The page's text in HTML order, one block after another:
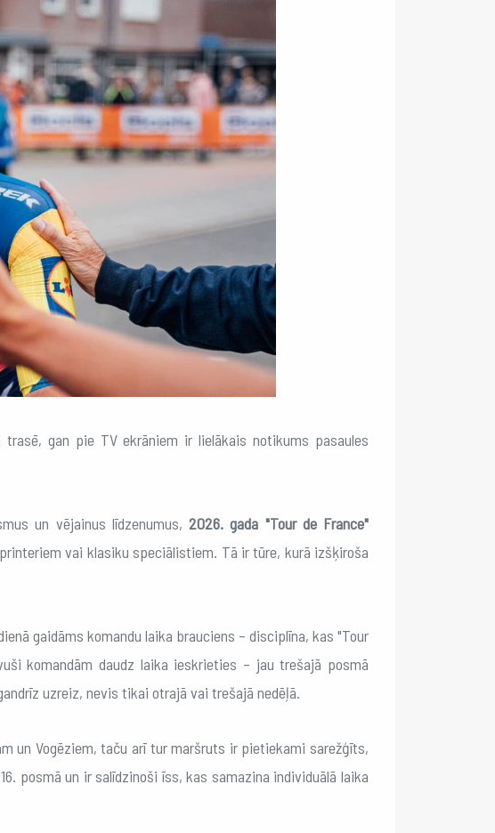
gan pie TV ekrāniem ir lielākais notikums pasaules
un vējainus līdzenumus,2026. gada "Tour de France"
vai klasiku speciālistiem. Tā ir tūre, kurā izšķiroša
gaidāms komandu laika brauciens – disciplīna, kas "Tour
komandām daudz laika ieskrieties – jau trešajā posmā
uzreiz, nevis tikai otrajā vai trešajā nedēļā.
un Vogēziem, taču arī tur maršruts ir pietiekami sarežģīts,
posmā un ir salīdzinoši īss, kas samazina individuālā laika